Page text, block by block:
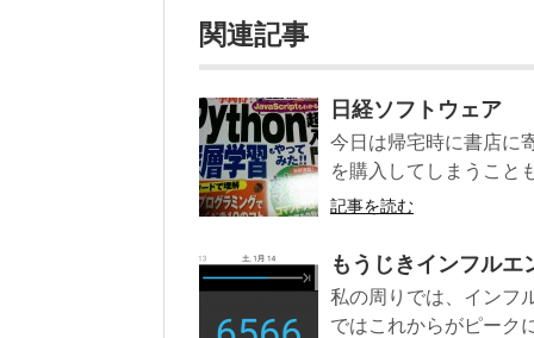
関連記事
日経ソフトウェア
今日は帰宅時に書店に
を購入してしまうこと
記事を読む
もうじきインフルエ
私の周りでは、インフ
ではこれからがピー